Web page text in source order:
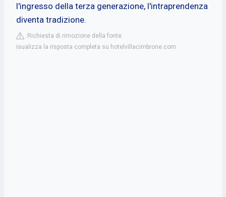
l'ingresso della terza generazione, l'intraprendenza
diventa tradizione.
Richiesta di rimozione della fonte
isualizza la risposta completa su hotelvillacimbrone.com